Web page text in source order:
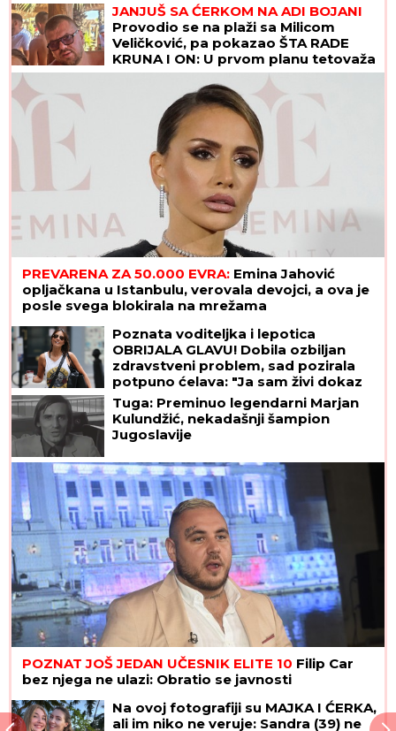
JANJUŠ SA ĆERKOM NA ADI BOJANI
Provodio se na plaži sa Milicom
Veličković, pa pokazao ŠTA RADE
KRUNA I ON: U prvom planu tetovaža
koju je posvetio naslednici (FOTO)
PREVARENA ZA 50.000 EVRA: Emina Jahović
opljačkana u Istanbulu, verovala devojci, a ova je
posle svega blokirala na mrežama
Poznata voditeljka i lepotica
OBRIJALA GLAVU! Dobila ozbiljan
zdravstveni problem, sad pozirala
potpuno ćelava: "Ja sam živi dokaz
da možemo da prevaziđemo svaku
traumu"
Tuga: Preminuo legendarni Marjan
Kulundžić, nekadašnji šampion
Jugoslavije
POZNAT JOŠ JEDAN UČESNIK ELITE 10 Filip Car
bez njega ne ulazi: Obratio se javnosti
Na ovoj fotografiji su MAJKA I ĆERKA,
ali im niko ne veruje: Sandra (39) ne